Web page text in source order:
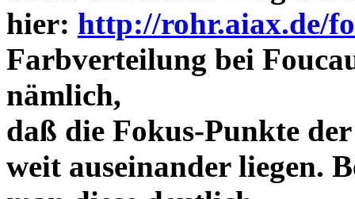
hier: http://rohr.aiax.de/
Farbverteilung bei
nämlich,
daß die Fokus-Punkte
weit auseinander liegen.